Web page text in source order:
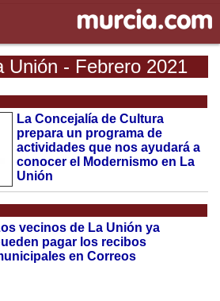
Unión - Febrero 2021
La Concejalía de Cultura
prepara un programa de
actividades que nos ayudará a
conocer el Modernismo en La
Unión
vecinos de La Unión ya
pagar los recibos
en Correos